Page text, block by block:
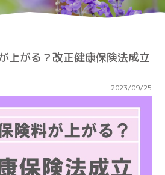
上がる？改正健康保険法成立
2023/09/25